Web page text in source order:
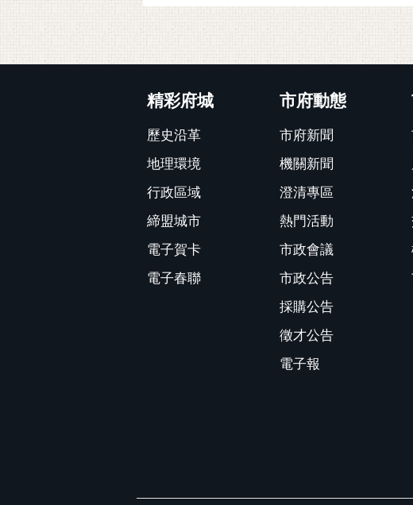
精彩府城
歷史沿革
地理環境
行政區域
締盟城市
電子賀卡
電子春聯
市府動態
市府新聞
機關新聞
澄清專區
熱門活動
市政會議
市政公告
採購公告
徵才公告
電子報